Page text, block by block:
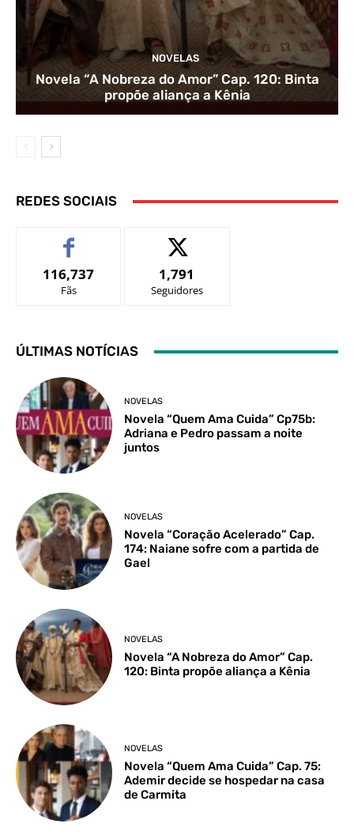
NOVELAS
Novela “A Nobreza do Amor” Cap. 120: Binta
propõe aliança a Kênia
REDES SOCIAIS
116,737
Fãs
1,791
Seguidores
ÚLTIMAS NOTÍCIAS
NOVELAS
Novela “Quem Ama Cuida” Cp75b:
Adriana e Pedro passam a noite
juntos
NOVELAS
Novela “Coração Acelerado” Cap.
174: Naiane sofre com a partida de
Gael
NOVELAS
Novela “A Nobreza do Amor” Cap.
120: Binta propõe aliança a Kênia
NOVELAS
Novela “Quem Ama Cuida” Cap. 75:
Ademir decide se hospedar na casa
de Carmita